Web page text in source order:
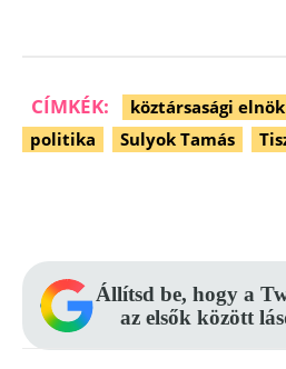
CÍMKÉK: köztársasági elnök
politika
Sulyok Tamás
Állítsd be, hogy a
az elsők között